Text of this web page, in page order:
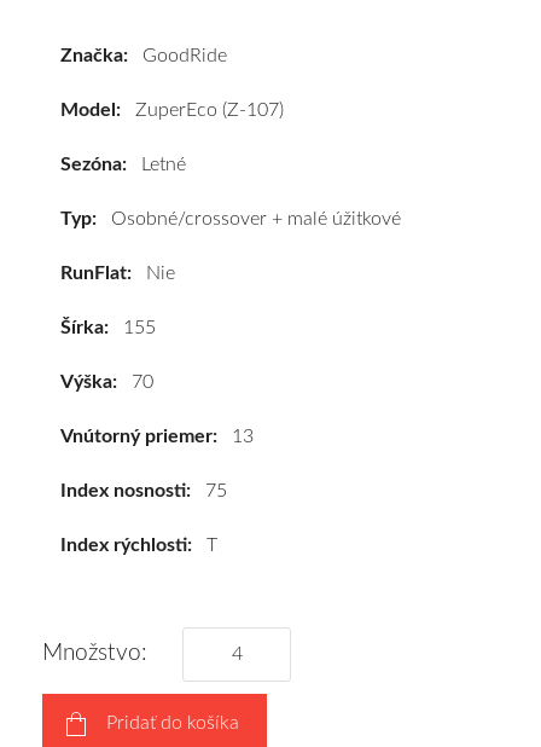
ZuperEco
155/70
75T
vám
obujeme
výberu
a
Značka: GoodRide
Model: ZuperEco (Z-107)
Sezóna: Letné
Typ: Osobné/crossover + malé úžitkové
RunFlat: Nie
Šírka: 155
Výška: 70
Vnútorný priemer: 13
Index nosnosti: 75
Index rýchlosti: T
Množstvo:
Pridať do košíka